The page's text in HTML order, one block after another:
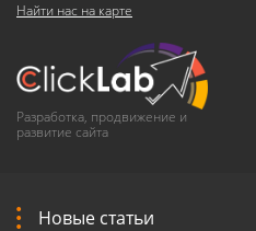
Найти нас на карте
Разработка, продвижение и
развитие сайта
Новые статьи